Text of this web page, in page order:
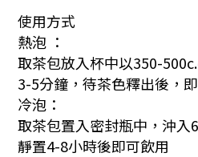
使用方式
熱泡 ：
取茶包放入杯中以350-
3-5分鐘，待茶色釋出後，
冷泡：
取茶包置入密封瓶中，沖入
靜置4-8小時後即可飲用